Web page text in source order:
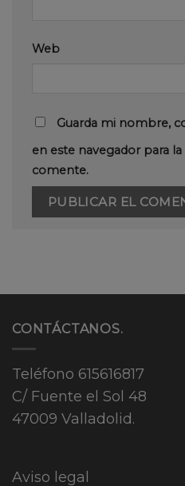
Web
Guarda mi nombre,
en este navegador para
comente.
CONTÁCTANOS.
Teléfono 615616817
C/ Fuente el Sol 48
47009 Valladolid.
Aviso legal